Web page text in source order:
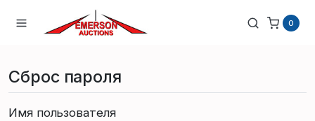
0
Сброс пароля
Имя пользователя